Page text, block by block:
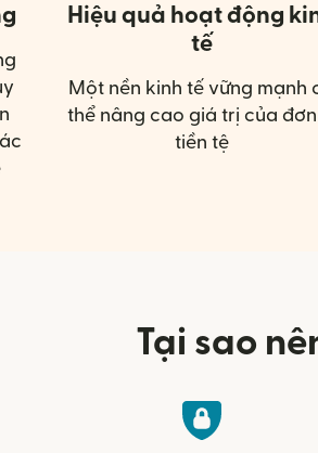
Hiệu quả hoạt động
tế
Một nền kinh tế vững mạnh
thể nâng cao giá trị của
tiền tệ
Tại sao